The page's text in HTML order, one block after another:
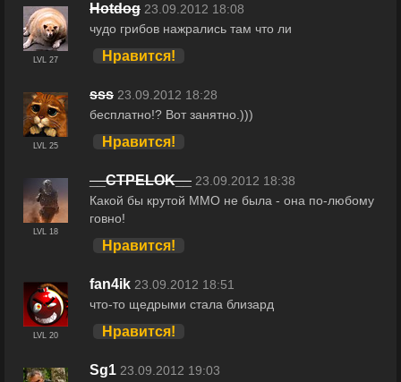
LVL 27
Hotdog 23.09.2012 18:08
чудо грибов нажрались там что ли
Нравится!
LVL 25
sss 23.09.2012 18:28
бесплатно!? Вот занятно.)))
Нравится!
LVL 18
__CTPELOK__ 23.09.2012 18:38
Какой бы крутой ММО не была - она по-любому
говно!
Нравится!
LVL 20
fan4ik 23.09.2012 18:51
что-то щедрыми стала близард
Нравится!
Sg1 23.09.2012 19:03